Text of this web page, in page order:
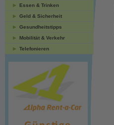
Essen & Trinken
Geld & Sicherheit
Gesundheitstipps
Mobilität & Verkehr
Telefonieren